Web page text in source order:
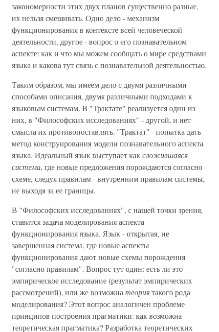
закономерности этих двух планов существенно разные,
их нельзя смешивать. Одно дело - механизм
функционирования в контексте всей человеческой
деятельности, другое - вопрос о его познавательном
аспекте: как и что мы можем сообщать о мире средствами
языка и какова тут связь с познавательной деятельностью.
Таким образом, мы имеем дело с двумя различными
способами описания, двумя различными подходами к
языковым системам. В "Трактате" реализуется один из
них, в "Философских исследованиях" - другой, и нет
смысла их противопоставлять. "Трактат" - попытка дать
метод конструирования модели познавательного аспекта
языка. Идеальный язык выступает каксложившаяся
система, где новые предложения порождаются согласно
схеме, следуя правилам - внутренним правилам системы,
не выходя за ее границы.
В "Философских исследованиях", с нашей точки зрения,
ставится задача моделирования аспекта
функционирования языка. Язык - открытая, не
завершенная система, где новые аспекты
функционирования дают новые схемы порождения
"согласно правилам". Вопрос тут один: есть ли это
эмпирическое исследование (результат эмпирических
рассмотрений), или же возможна теориятакого рода
моделирования? Этот вопрос аналогичен проблеме
принципов построения прагматики: как возможна
теоретическая прагматика? Разработка теоретических